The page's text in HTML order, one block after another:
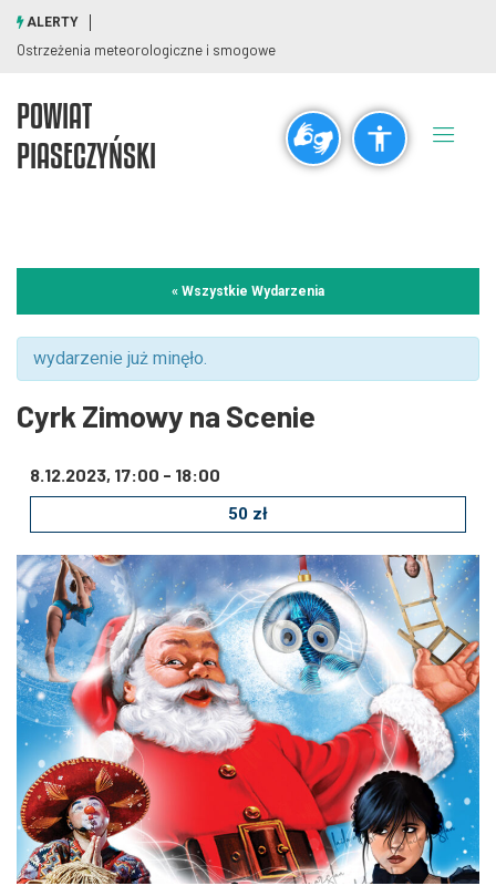
visibility_off title
Rozdzielczość
Czcionki
remove_circle_outline
Zmniejsz czcionkę Zwiększ czcionkę
spellcheck
Bardziej czytelny tekst
Kontrast kolorów
brightness_high
Jasny kontrast
brightness_low
Ciemny kontrast
Odnośniki
format_underlined
Podkreślanie odnośników
font_download
Zaznacz odnośniki
ALERTY
Ostrzeżenia meteorologiczne i smogowe
POWIAT
PIASECZYŃSKI
« Wszystkie Wydarzenia
wydarzenie już minęło.
Cyrk Zimowy na Scenie
8.12.2023, 17:00 - 18:00
50 zł